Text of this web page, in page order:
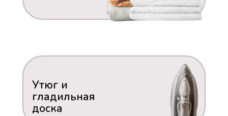
Утюг и
гладильная
доска